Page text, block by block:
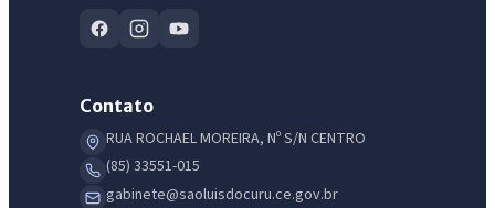
Contato
RUA ROCHAEL MOREIRA, Nº S/N CENTRO
(85) 33551-015
gabinete@saoluisdocuru.ce.gov.br